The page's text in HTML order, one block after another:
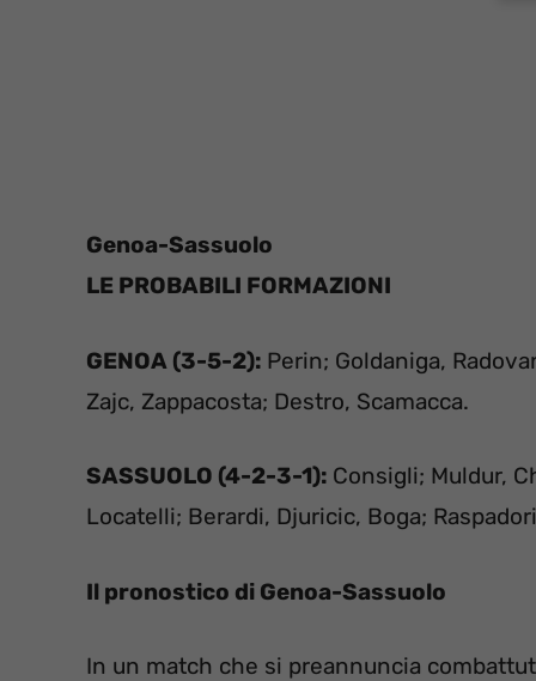
Genoa-Sassuolo
LE PROBABILI FORMAZIONI
GENOA (3-5-2): Perin; Goldaniga,
Zajc, Zappacosta; Destro, Scamacca.
SASSUOLO (4-2-3-1): Consigli; Muldur,
Locatelli; Berardi, Djuricic, Boga;
Il pronostico di Genoa-Sassuolo
In un match che si preannuncia